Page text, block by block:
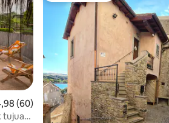
rata-rata 4,98 dari 5, 60 ulasan
(60)
tujuan